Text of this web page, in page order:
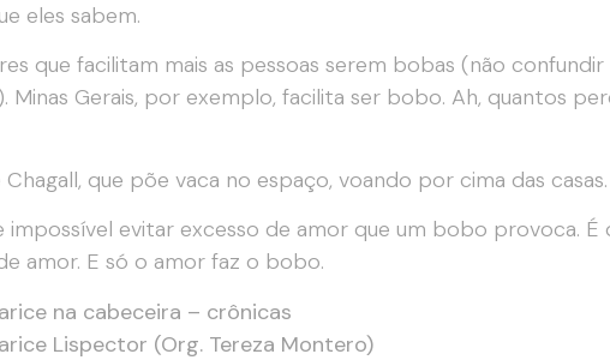
eles sabem.
que facilitam mais as pessoas serem bobas (não
Minas Gerais, por exemplo, facilita ser bobo. Ah, quantos
que põe vaca no espaço, voando por cima das casas.
impossível evitar excesso de amor que um bobo provoca.
amor. E só o amor faz o bobo.
na cabeceira – crônicas
Lispector (Org. Tereza Montero)